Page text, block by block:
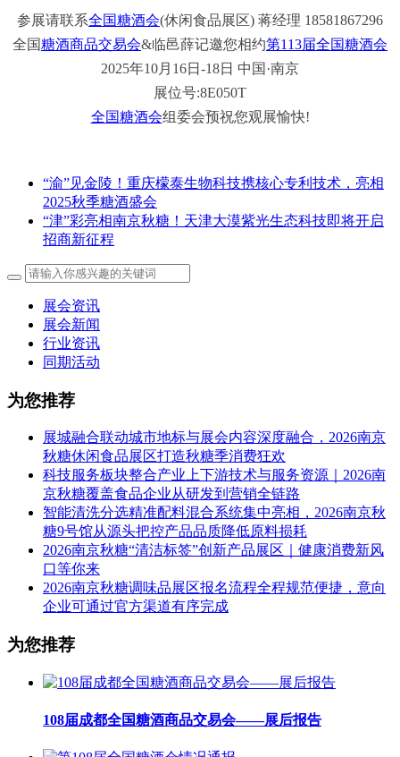
参展请联系全国糖酒会(休闲食品展区) 蒋经理 18581867296
全国糖酒商品交易会&临邑薛记邀您相约第113届全国糖酒会
2025年10月16日-18日 中国·南京
展位号:8E050T
全国糖酒会组委会预祝您观展愉快!
“渝”见金陵！重庆檬泰生物科技携核心专利技术，亮相
2025秋季糖酒盛会
“津”彩亮相南京秋糖！天津大漠紫光生态科技即将开启
招商新征程
展会资讯
展会新闻
行业资讯
同期活动
为您推荐
展城融合联动城市地标与展会内容深度融合，2026南京
秋糖休闲食品展区打造秋糖季消费狂欢
科技服务板块整合产业上下游技术与服务资源｜2026南
京秋糖覆盖食品企业从研发到营销全链路
智能清洗分选精准配料混合系统集中亮相，2026南京秋
糖9号馆从源头把控产品品质降低原料损耗
2026南京秋糖“清洁标签”创新产品展区｜健康消费新风
口等你来
2026南京秋糖调味品展区报名流程全程规范便捷，意向
企业可通过官方渠道有序完成
为您推荐
108届成都全国糖酒商品交易会——展后报告